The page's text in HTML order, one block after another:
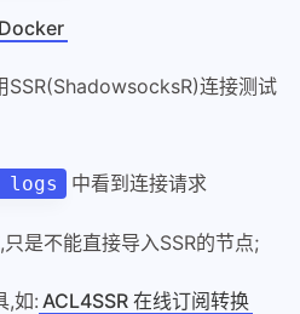
SSR(ShadowsocksR)连接测试
logs 中看到连接请求
是不能直接导入SSR的节点;
,如: ACL4SSR 在线订阅转换